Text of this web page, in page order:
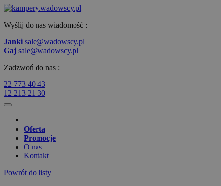
Wyślij do nas wiadomość :
Janki sale@wadowscy.pl
Gaj sale@wadowscy.pl
Zadzwoń do nas :
22 773 40 43
12 213 21 30
Oferta
Promocje
O nas
Kontakt
Powrót do listy